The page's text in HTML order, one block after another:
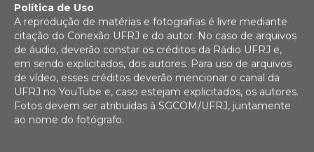
Política de Uso
A reprodução de matérias e fotografias é livre mediante
citação do Conexão UFRJ e do autor. No caso de arquivos
de áudio, deverão constar os créditos da Rádio UFRJ e,
em sendo explicitados, dos autores. Para uso de arquivos
de vídeo, esses créditos deverão mencionar o canal da
UFRJ no YouTube e, caso estejam explicitados, os autores.
Fotos devem ser atribuídas à SGCOM/UFRJ, juntamente
ao nome do fotógrafo.